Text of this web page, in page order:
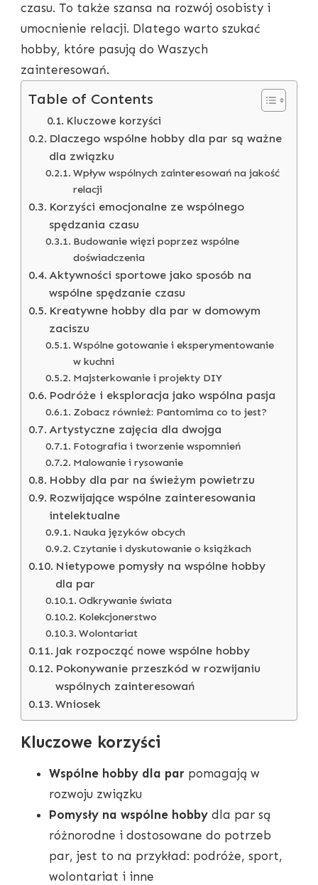
czasu. To także szansa na rozwój osobisty i
umocnienie relacji. Dlatego warto szukać
hobby, które pasują do Waszych
zainteresowań.
Table of Contents
Kluczowe korzyści
Dlaczego wspólne hobby dla par są ważne
dla związku
Wpływ wspólnych zainteresowań na jakość
relacji
Korzyści emocjonalne ze wspólnego
spędzania czasu
Budowanie więzi poprzez wspólne
doświadczenia
Aktywności sportowe jako sposób na
wspólne spędzanie czasu
Kreatywne hobby dla par w domowym
zaciszu
Wspólne gotowanie i eksperymentowanie
w kuchni
Majsterkowanie i projekty DIY
Podróże i eksploracja jako wspólna pasja
Zobacz również: Pantomima co to jest?
Artystyczne zajęcia dla dwojga
Fotografia i tworzenie wspomnień
Malowanie i rysowanie
Hobby dla par na świeżym powietrzu
Rozwijające wspólne zainteresowania
intelektualne
Nauka języków obcych
Czytanie i dyskutowanie o książkach
Nietypowe pomysły na wspólne hobby
dla par
Odkrywanie świata
Kolekcjonerstwo
Wolontariat
Jak rozpocząć nowe wspólne hobby
Pokonywanie przeszkód w rozwijaniu
wspólnych zainteresowań
Wniosek
Kluczowe korzyści
Wspólne hobby dla par pomagają w
rozwoju związku
Pomysły na wspólne hobby dla par są
różnorodne i dostosowane do potrzeb
par, jest to na przykład: podróże, sport,
wolontariat i inne